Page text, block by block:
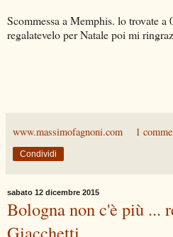
Scommessa a Memphis. lo trovate a
regalatevelo per Natale poi mi
www.massimofagnoni.com 1
Condividi
sabato 12 dicembre 2015
Bologna non c'è più ...
Giacchetti